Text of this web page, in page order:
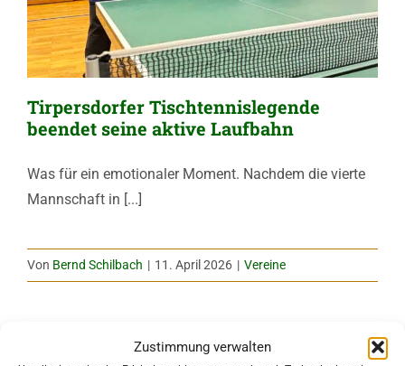
Zustimmung verwalten
Tirpersdorfer Tischtennislegende
beendet seine aktive Laufbahn
Was für ein emotionaler Moment. Nachdem die vierte
Mannschaft in [...]
Von Bernd Schilbach | 11. April 2026 | Vereine